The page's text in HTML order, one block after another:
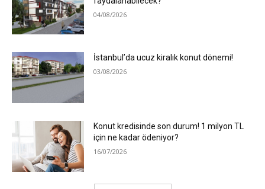
04/08/2026
İstanbul’da ucuz kiralık konut dönemi!
03/08/2026
Konut kredisinde son durum! 1 milyon TL
için ne kadar ödeniyor?
16/07/2026